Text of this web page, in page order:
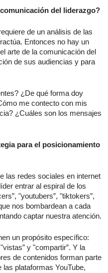
del liderazgo?
de un análisis de las
Entonces no hay un
arte de la comunicación del
de sus audiencias y para
¿De qué forma doy
me contecto con mis
¿Cuáles son los mensajes
para el posicionamiento
las redes sociales en internet
entrar al espiral de los
"youtubers”, "tiktokers”,
nos bombardean a cada
captar nuestra atención.
un propósito específico:
y "compartir”. Y la
de contenidos forman parte
las plataformas YouTube,